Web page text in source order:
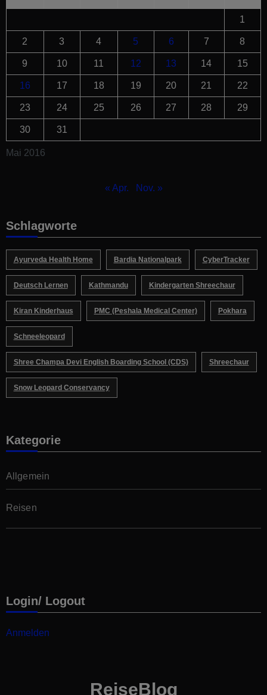
Mai 2016
1
2 3 4 5 6 7 8
9 10 11 12 13 14 15
16 17 18 19 20 21 22
23 24 25 26 27 28 29
30 31
« Apr. Nov. »
Schlagworte
Ayurveda Health Home Bardia Nationalpark CyberTracker
Deutsch Lernen Kathmandu Kindergarten Shreechaur
Kiran Kinderhaus PMC (Peshala Medical Center) Pokhara
Schneeleopard
Shree Champa Devi English Boarding School (CDS) Shreechaur
Snow Leopard Conservancy
Kategorie
Allgemein
Reisen
Login/ Logout
Anmelden
ReiseBlog